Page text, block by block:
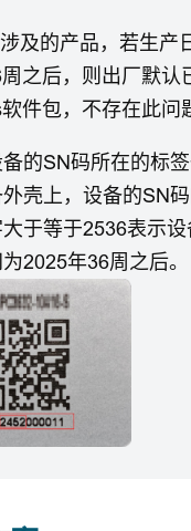
及的产品，若生产
之后，则出厂默认
件包，不存在此问
的SN码所在的标
壳上，设备的SN
大于等于2536表示
2025年36周之后。